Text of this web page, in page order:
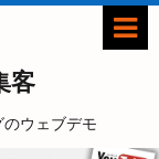
客
ウェブデモ